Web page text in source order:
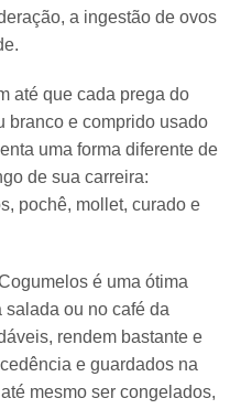
a ingestão de ovos
até que cada prega do
branco e comprido usado
uma forma diferente de
de sua carreira:
pochê, mollet, curado e
é uma ótima
ou no café da
rendem bastante e
e guardados na
mesmo ser congelados,